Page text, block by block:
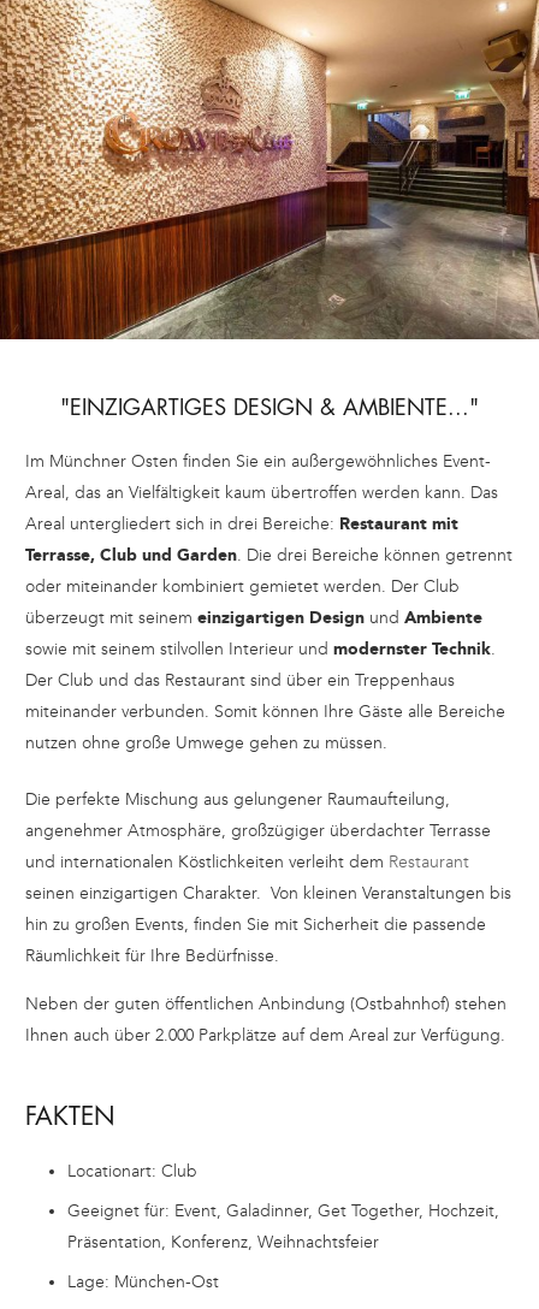
"EINZIGARTIGES DESIGN & AMBIENTE..."
Im Münchner Osten finden Sie ein außergewöhnliches Event-
Areal, das an Vielfältigkeit kaum übertroffen werden kann. Das
Areal untergliedert sich in drei Bereiche: Restaurant mit
Terrasse, Club und Garden. Die drei Bereiche können getrennt
oder miteinander kombiniert gemietet werden. Der Club
überzeugt mit seinem einzigartigen Design und Ambiente
sowie mit seinem stilvollen Interieur und modernster Technik.
Der Club und das Restaurant sind über ein Treppenhaus
miteinander verbunden. Somit können Ihre Gäste alle Bereiche
nutzen ohne große Umwege gehen zu müssen.
Die perfekte Mischung aus gelungener Raumaufteilung,
angenehmer Atmosphäre, großzügiger überdachter Terrasse
und internationalen Köstlichkeiten verleiht dem Restaurant
seinen einzigartigen Charakter. Von kleinen Veranstaltungen bis
hin zu großen Events, finden Sie mit Sicherheit die passende
Räumlichkeit für Ihre Bedürfnisse.
Neben der guten öffentlichen Anbindung (Ostbahnhof) stehen
Ihnen auch über 2.000 Parkplätze auf dem Areal zur Verfügung.
FAKTEN
Locationart: Club
Geeignet für: Event, Galadinner, Get Together, Hochzeit,
Präsentation, Konferenz, Weihnachtsfeier
Lage: München-Ost